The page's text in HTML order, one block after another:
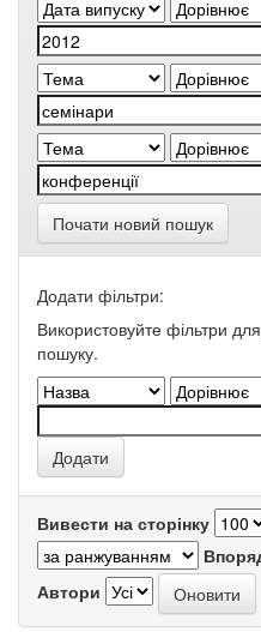
Почати новий пошук
Додати фільтри:
Використовуйте фільтри
пошуку.
Вивести на сторінку
Автори